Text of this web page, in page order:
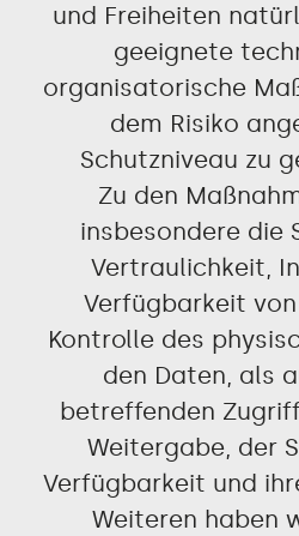
und Freiheiten
geeignete
organisatorische
dem Risiko
Schutzniveau zu
Zu den
insbesondere die
Vertraulichkeit,
Verfügbarkeit
Kontrolle des
den Daten, als
betreffenden
Weitergabe, der
Verfügbarkeit und
Weiteren haben